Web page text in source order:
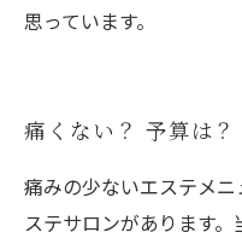
思っています。
痛くない？ 予算は？
痛みの少ないエステメ
ステサロンがあります